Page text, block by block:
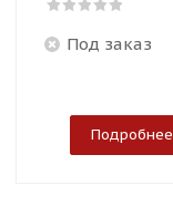
Под заказ
Подробнее